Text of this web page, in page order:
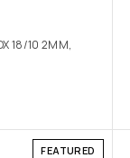
18/10 2MM,
FEATURED